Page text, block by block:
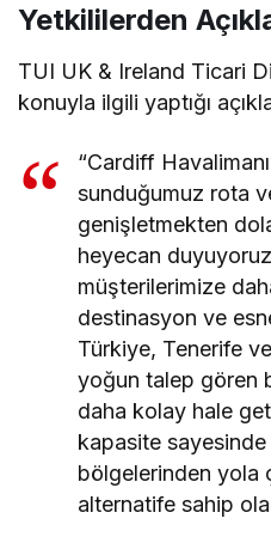
Yetkililerden
TUI UK & Ireland Ticari
konuyla ilgili yaptığı
“Cardiff
sunduğumuz rota
genişletmekten
heyecan
müşterilerimize
destinasyon ve
Türkiye, Tenerife
yoğun talep gören
daha kolay hale
kapasite
bölgelerinden yola
alternatife sahip